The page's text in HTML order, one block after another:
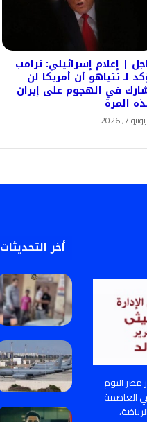
| إعلام إسرائيلي: ترامب
لـ نتياهو أن أمريكا لن
في الهجوم على إيران
المرة
يونيو 7, 2026
مصر اليوم
العاصمة
أخر التحديثات